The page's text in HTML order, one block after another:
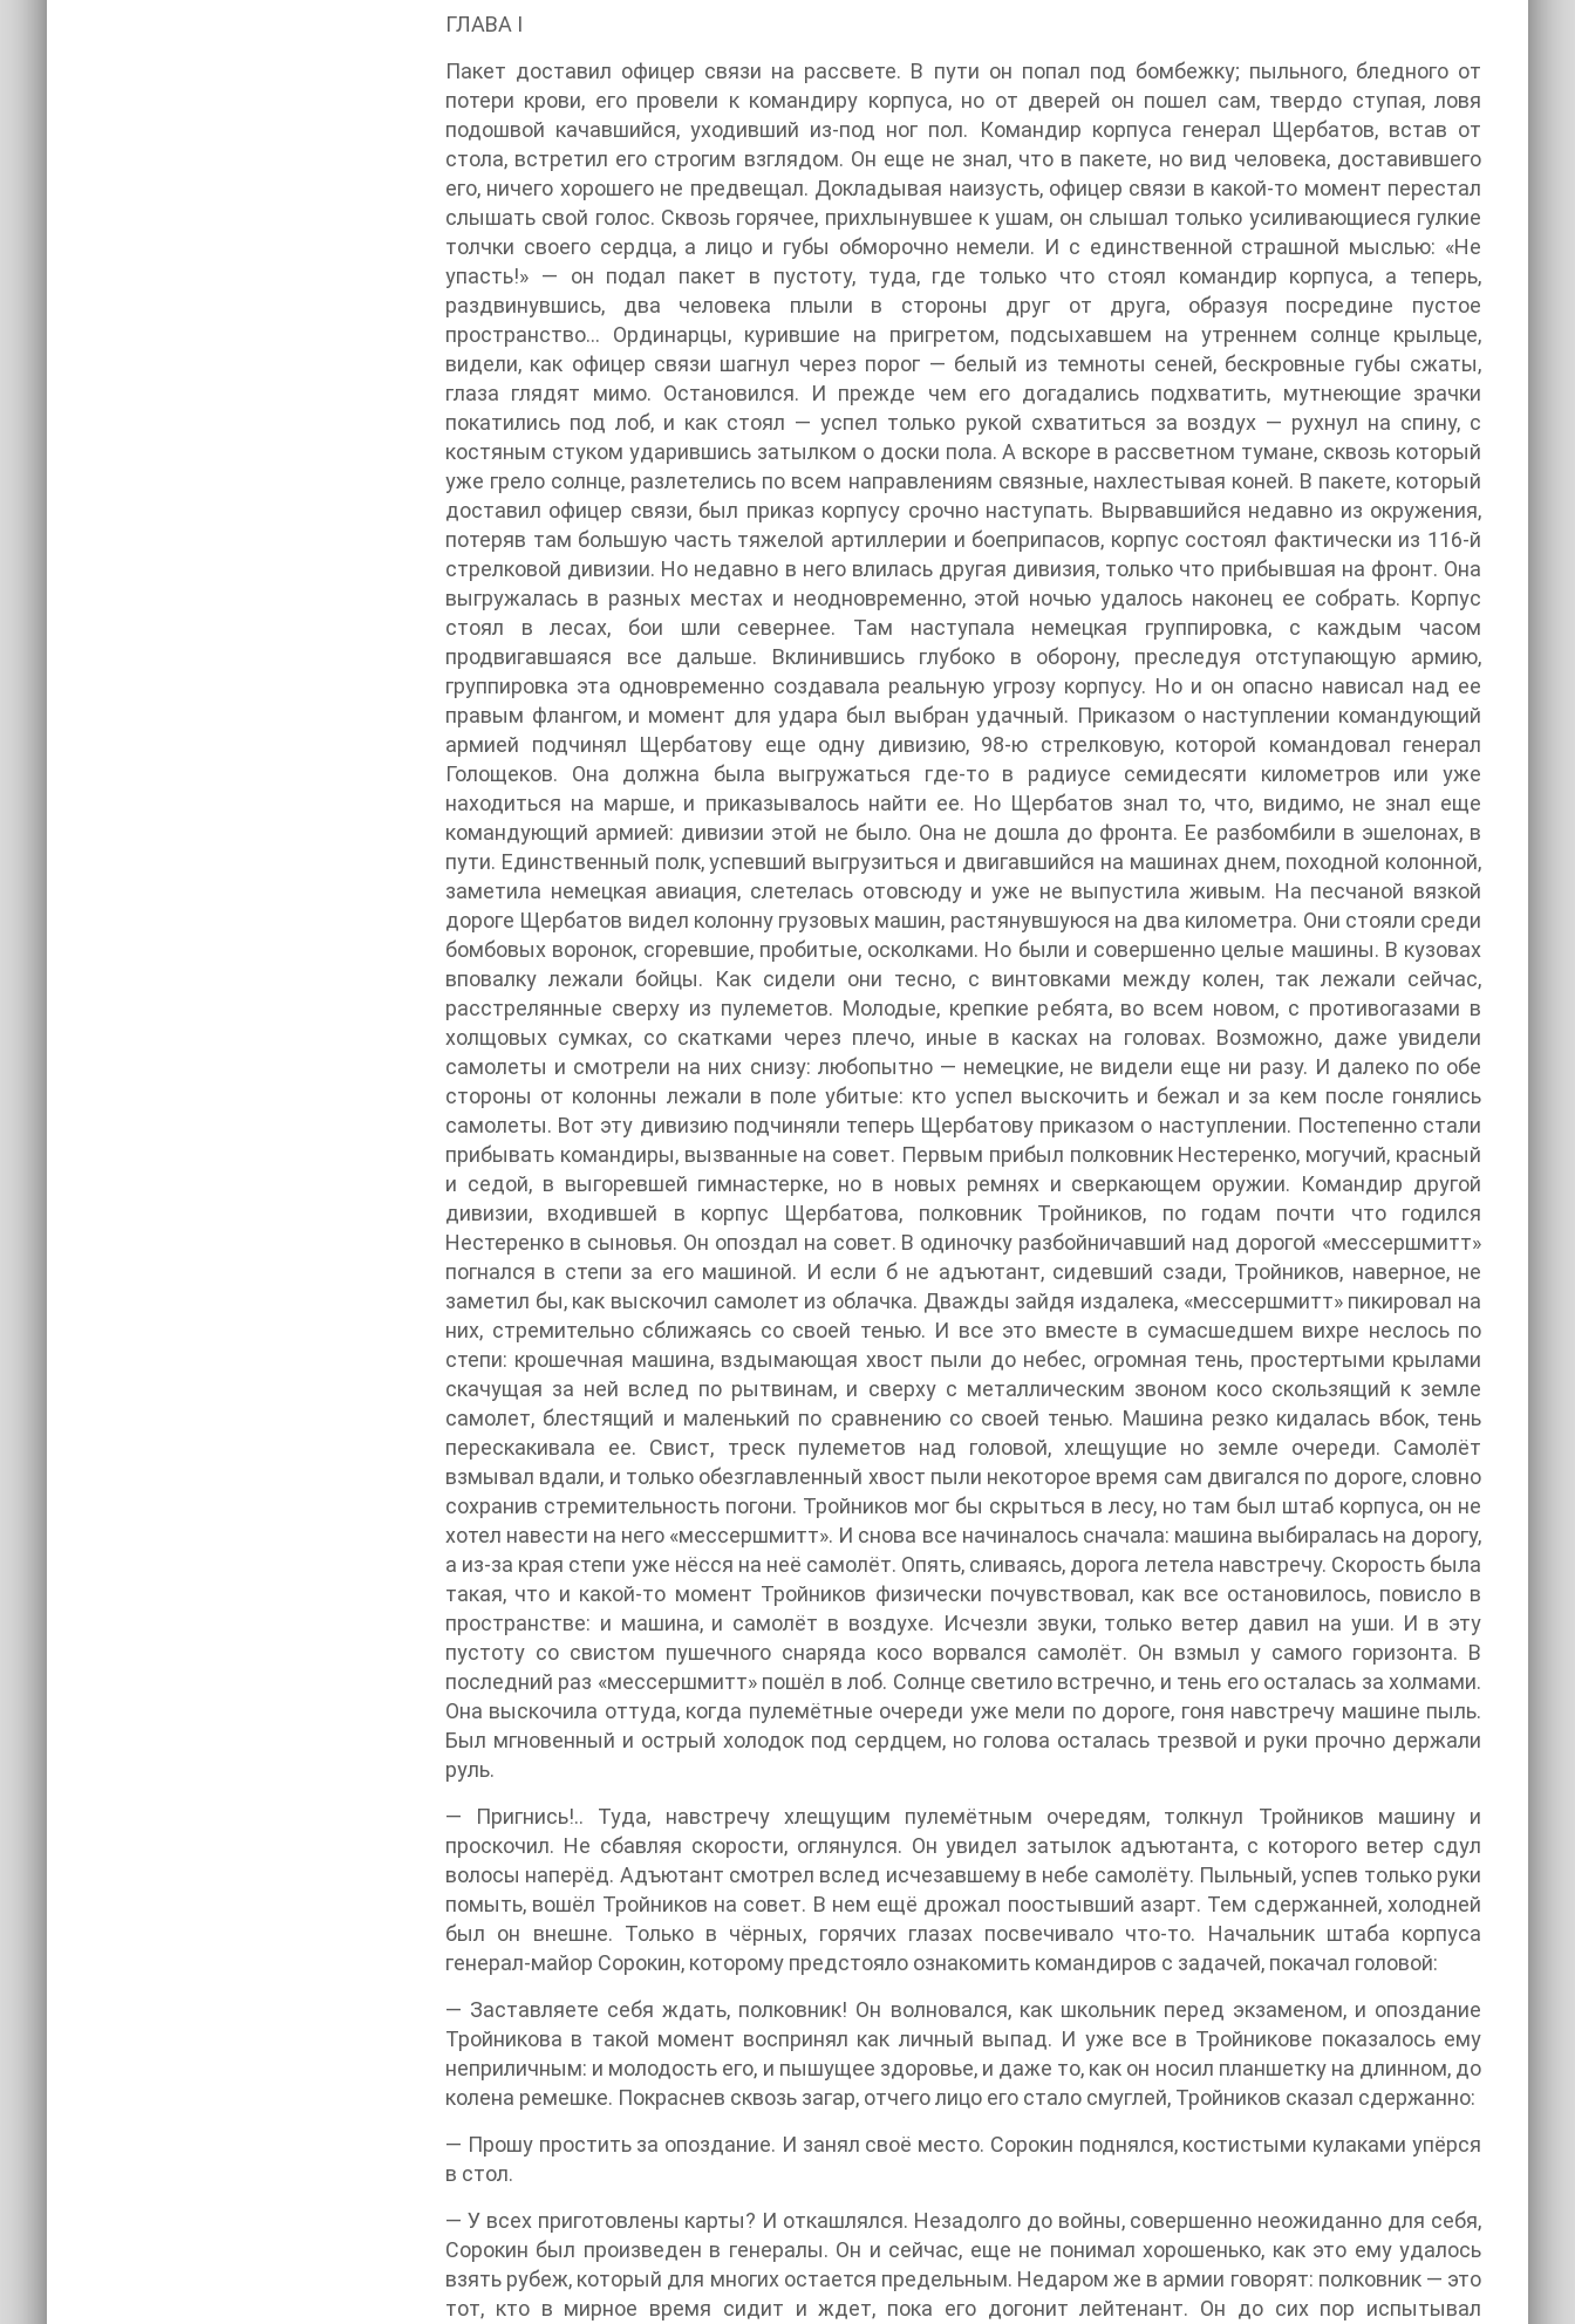
ГЛАВА I
Пакет доставил офицер связи на рассвете. В пути он попал под бомбежку; пыльного, бледного от
потери крови, его провели к командиру корпуса, но от дверей он пошел сам, твердо ступая, ловя
подошвой качавшийся, уходивший из-под ног пол. Командир корпуса генерал Щербатов, встав от
стола, встретил его строгим взглядом. Он еще не знал, что в пакете, но вид человека, доставившего
его, ничего хорошего не предвещал. Докладывая наизусть, офицер связи в какой-то момент перестал
слышать свой голос. Сквозь горячее, прихлынувшее к ушам, он слышал только усиливающиеся гулкие
толчки своего сердца, а лицо и губы обморочно немели. И с единственной страшной мыслью: «Не
упасть!» — он подал пакет в пустоту, туда, где только что стоял командир корпуса, а теперь,
раздвинувшись, два человека плыли в стороны друг от друга, образуя посредине пустое
пространство… Ординарцы, курившие на пригретом, подсыхавшем на утреннем солнце крыльце,
видели, как офицер связи шагнул через порог — белый из темноты сеней, бескровные губы сжаты,
глаза глядят мимо. Остановился. И прежде чем его догадались подхватить, мутнеющие зрачки
покатились под лоб, и как стоял — успел только рукой схватиться за воздух — рухнул на спину, с
костяным стуком ударившись затылком о доски пола. А вскоре в рассветном тумане, сквозь который
уже грело солнце, разлетелись по всем направлениям связные, нахлестывая коней. В пакете, который
доставил офицер связи, был приказ корпусу срочно наступать. Вырвавшийся недавно из окружения,
потеряв там большую часть тяжелой артиллерии и боеприпасов, корпус состоял фактически из 116-й
стрелковой дивизии. Но недавно в него влилась другая дивизия, только что прибывшая на фронт. Она
выгружалась в разных местах и неодновременно, этой ночью удалось наконец ее собрать. Корпус
стоял в лесах, бои шли севернее. Там наступала немецкая группировка, с каждым часом
продвигавшаяся все дальше. Вклинившись глубоко в оборону, преследуя отступающую армию,
группировка эта одновременно создавала реальную угрозу корпусу. Но и он опасно нависал над ее
правым флангом, и момент для удара был выбран удачный. Приказом о наступлении командующий
армией подчинял Щербатову еще одну дивизию, 98-ю стрелковую, которой командовал генерал
Голощеков. Она должна была выгружаться где-то в радиусе семидесяти километров или уже
находиться на марше, и приказывалось найти ее. Но Щербатов знал то, что, видимо, не знал еще
командующий армией: дивизии этой не было. Она не дошла до фронта. Ее разбомбили в эшелонах, в
пути. Единственный полк, успевший выгрузиться и двигавшийся на машинах днем, походной колонной,
заметила немецкая авиация, слетелась отовсюду и уже не выпустила живым. На песчаной вязкой
дороге Щербатов видел колонну грузовых машин, растянувшуюся на два километра. Они стояли среди
бомбовых воронок, сгоревшие, пробитые, осколками. Но были и совершенно целые машины. В кузовах
вповалку лежали бойцы. Как сидели они тесно, с винтовками между колен, так лежали сейчас,
расстрелянные сверху из пулеметов. Молодые, крепкие ребята, во всем новом, с противогазами в
холщовых сумках, со скатками через плечо, иные в касках на головах. Возможно, даже увидели
самолеты и смотрели на них снизу: любопытно — немецкие, не видели еще ни разу. И далеко по обе
стороны от колонны лежали в поле убитые: кто успел выскочить и бежал и за кем после гонялись
самолеты. Вот эту дивизию подчиняли теперь Щербатову приказом о наступлении. Постепенно стали
прибывать командиры, вызванные на совет. Первым прибыл полковник Нестеренко, могучий, красный
и седой, в выгоревшей гимнастерке, но в новых ремнях и сверкающем оружии. Командир другой
дивизии, входившей в корпус Щербатова, полковник Тройников, по годам почти что годился
Нестеренко в сыновья. Он опоздал на совет. В одиночку разбойничавший над дорогой «мессершмитт»
погнался в степи за его машиной. И если б не адъютант, сидевший сзади, Тройников, наверное, не
заметил бы, как выскочил самолет из облачка. Дважды зайдя издалека, «мессершмитт» пикировал на
них, стремительно сближаясь со своей тенью. И все это вместе в сумасшедшем вихре неслось по
степи: крошечная машина, вздымающая хвост пыли до небес, огромная тень, простертыми крылами
скачущая за ней вслед по рытвинам, и сверху с металлическим звоном косо скользящий к земле
самолет, блестящий и маленький по сравнению со своей тенью. Машина резко кидалась вбок, тень
перескакивала ее. Свист, треск пулеметов над головой, хлещущие но земле очереди. Самолёт
взмывал вдали, и только обезглавленный хвост пыли некоторое время сам двигался по дороге, словно
сохранив стремительность погони. Тройников мог бы скрыться в лесу, но там был штаб корпуса, он не
хотел навести на него «мессершмитт». И снова все начиналось сначала: машина выбиралась на дорогу,
а из-за края степи уже нёсся на неё самолёт. Опять, сливаясь, дорога летела навстречу. Скорость была
такая, что и какой-то момент Тройников физически почувствовал, как все остановилось, повисло в
пространстве: и машина, и самолёт в воздухе. Исчезли звуки, только ветер давил на уши. И в эту
пустоту со свистом пушечного снаряда косо ворвался самолёт. Он взмыл у самого горизонта. В
последний раз «мессершмитт» пошёл в лоб. Солнце светило встречно, и тень его осталась за холмами.
Она выскочила оттуда, когда пулемётные очереди уже мели по дороге, гоня навстречу машине пыль.
Был мгновенный и острый холодок под сердцем, но голова осталась трезвой и руки прочно держали
руль.
— Пригнись!.. Туда, навстречу хлещущим пулемётным очередям, толкнул Тройников машину и
проскочил. Не сбавляя скорости, оглянулся. Он увидел затылок адъютанта, с которого ветер сдул
волосы наперёд. Адъютант смотрел вслед исчезавшему в небе самолёту. Пыльный, успев только руки
помыть, вошёл Тройников на совет. В нем ещё дрожал поостывший азарт. Тем сдержанней, холодней
был он внешне. Только в чёрных, горячих глазах посвечивало что-то. Начальник штаба корпуса
генерал-майор Сорокин, которому предстояло ознакомить командиров с задачей, покачал головой:
— Заставляете себя ждать, полковник! Он волновался, как школьник перед экзаменом, и опоздание
Тройникова в такой момент воспринял как личный выпад. И уже все в Тройникове показалось ему
неприличным: и молодость его, и пышущее здоровье, и даже то, как он носил планшетку на длинном, до
колена ремешке. Покраснев сквозь загар, отчего лицо его стало смуглей, Тройников сказал сдержанно:
— Прошу простить за опоздание. И занял своё место. Сорокин поднялся, костистыми кулаками упёрся
в стол.
— У всех приготовлены карты? И откашлялся. Незадолго до войны, совершенно неожиданно для себя,
Сорокин был произведен в генералы. Он и сейчас, еще не понимал хорошенько, как это ему удалось
взять рубеж, который для многих остается предельным. Недаром же в армии говорят: полковник — это
тот, кто в мирное время сидит и ждет, пока его догонит лейтенант. Он до сих пор испытывал